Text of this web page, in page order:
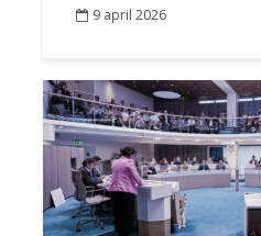
9 april 2026